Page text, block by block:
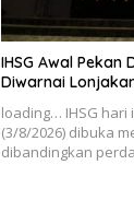
IHSG Awal Pekan
Diwarnai
loading… IHSG hari
(3/8/2026) dibuka
dibandingkan